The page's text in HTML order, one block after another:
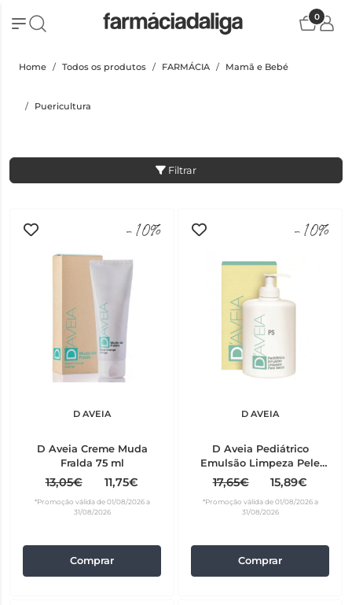
0
Home Todos os produtos FARMÁCIA Mamã e Bebé
Puericultura
Filtrar
-10%
D AVEIA
D Aveia Creme Muda
Fralda 75 ml
13,05€ 11,75€
*Promoção válida de 01/08/2026 a
31/08/2026
Comprar
-10%
D AVEIA
D Aveia Pediátrico
Emulsão Limpeza Pele
Seca 300 ml
17,65€ 15,89€
*Promoção válida de 01/08/2026 a
31/08/2026
Comprar